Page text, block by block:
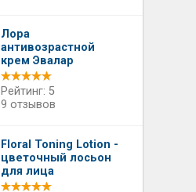
Лора
антивозрастной
крем Эвалар
Рейтинг: 5
9 отзывов
Floral Toning Lotion -
цветочный лосьон
для лица